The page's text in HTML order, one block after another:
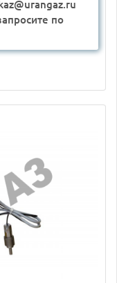
по